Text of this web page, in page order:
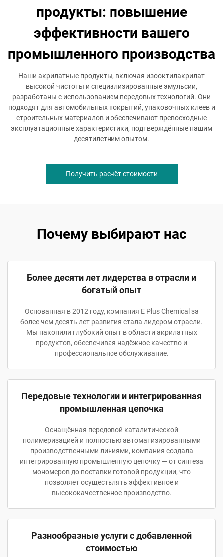
продукты: повышение
эффективности вашего
промышленного производства
Наши акрилатные продукты, включая изооктилакрилат
высокой чистоты и специализированные эмульсии,
разработаны с использованием передовых технологий. Они
подходят для автомобильных покрытий, упаковочных клеев и
строительных материалов и обеспечивают превосходные
эксплуатационные характеристики, подтверждённые нашим
десятилетним опытом.
Получить расчёт стоимости
Почему выбирают нас
Более десяти лет лидерства в отрасли и
богатый опыт
Основанная в 2012 году, компания E Plus Chemical за
более чем десять лет развития стала лидером отрасли.
Мы накопили глубокий опыт в области акрилатных
продуктов, обеспечивая надёжное качество и
профессиональное обслуживание.
Передовые технологии и интегрированная
промышленная цепочка
Оснащённая передовой каталитической
полимеризацией и полностью автоматизированными
производственными линиями, компания создала
интегрированную промышленную цепочку — от синтеза
мономеров до поставки готовой продукции, что
позволяет осуществлять эффективное и
высококачественное производство.
Разнообразные услуги с добавленной
стоимостью